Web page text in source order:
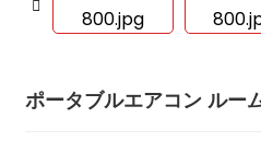
ポータブルエアコン ルー